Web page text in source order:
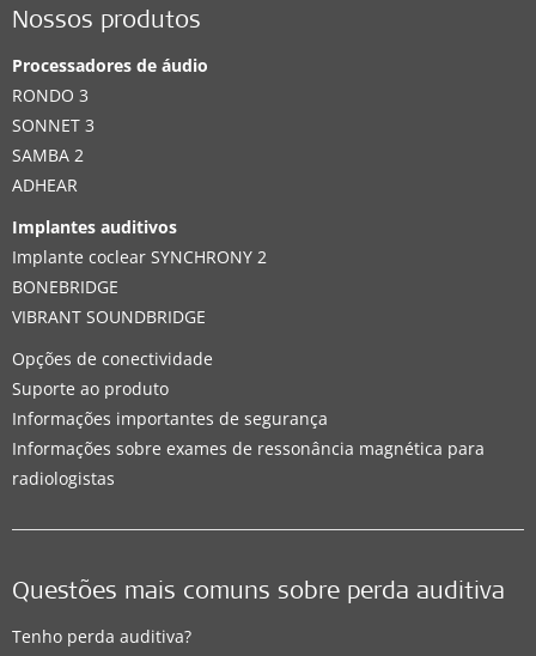
Nossos produtos
Processadores de áudio
RONDO 3
SONNET 3
SAMBA 2
ADHEAR
Implantes auditivos
Implante coclear SYNCHRONY 2
BONEBRIDGE
VIBRANT SOUNDBRIDGE
Opções de conectividade
Suporte ao produto
Informações importantes de segurança
Informações sobre exames de ressonância magnética para
radiologistas
Questões mais comuns sobre perda auditiva
Tenho perda auditiva?